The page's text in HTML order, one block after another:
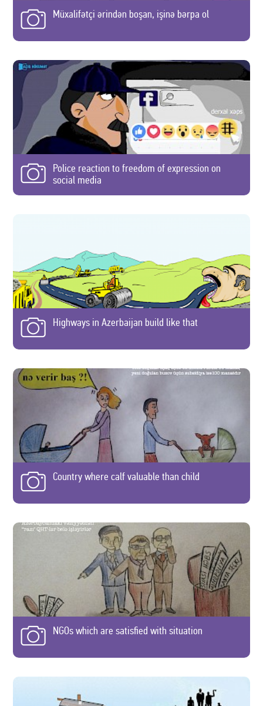
Müxalifətçi ərindən boşan, işinə bərpa ol
Police reaction to freedom of expression on
social media
Highways in Azerbaijan build like that
Country where calf valuable than child
NGOs which are satisfied with situation